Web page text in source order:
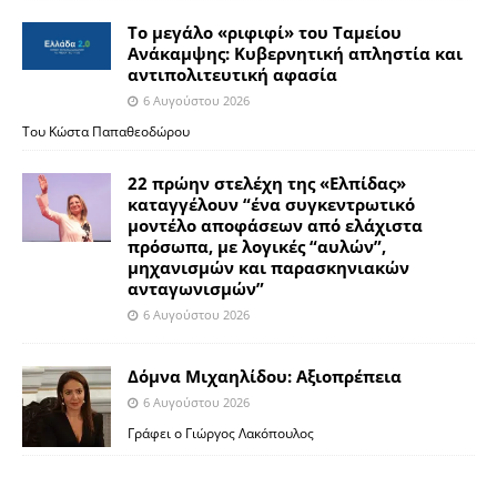
Το μεγάλο «ριφιφί» του Ταμείου
Ανάκαμψης: Κυβερνητική απληστία και
αντιπολιτευτική αφασία
6 Αυγούστου 2026
Του Κώστα Παπαθεοδώρου
22 πρώην στελέχη της «Ελπίδας»
καταγγέλουν “ένα συγκεντρωτικό
μοντέλο αποφάσεων από ελάχιστα
πρόσωπα, με λογικές “αυλών”,
μηχανισμών και παρασκηνιακών
ανταγωνισμών”
6 Αυγούστου 2026
Δόμνα Μιχαηλίδου: Αξιοπρέπεια
6 Αυγούστου 2026
Γράφει ο Γιώργος Λακόπουλος